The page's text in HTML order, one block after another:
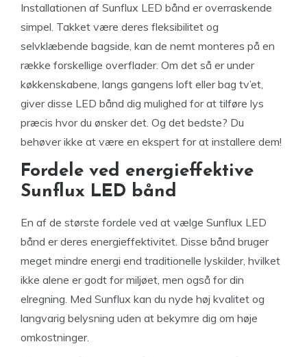
Installationen af Sunflux LED bånd er overraskende
simpel. Takket være deres fleksibilitet og
selvklæbende bagside, kan de nemt monteres på en
række forskellige overflader. Om det så er under
køkkenskabene, langs gangens loft eller bag tv’et,
giver disse LED bånd dig mulighed for at tilføre lys
præcis hvor du ønsker det. Og det bedste? Du
behøver ikke at være en ekspert for at installere dem!
Fordele ved energieffektive
Sunflux LED bånd
En af de største fordele ved at vælge Sunflux LED
bånd er deres energieffektivitet. Disse bånd bruger
meget mindre energi end traditionelle lyskilder, hvilket
ikke alene er godt for miljøet, men også for din
elregning. Med Sunflux kan du nyde høj kvalitet og
langvarig belysning uden at bekymre dig om høje
omkostninger.